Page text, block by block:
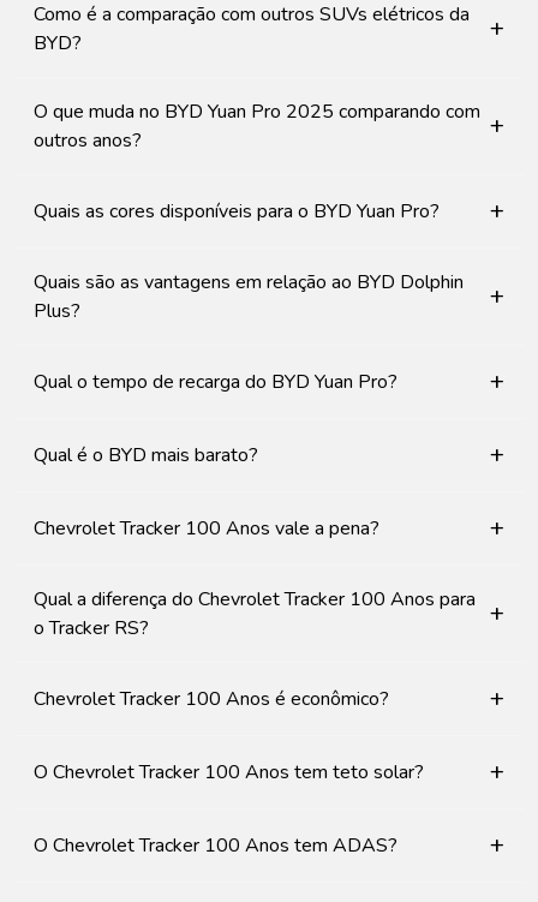
Como é a comparação com outros SUVs elétricos da
BYD?
+
O que muda no BYD Yuan Pro 2025 comparando com
outros anos?
+
Quais as cores disponíveis para o BYD Yuan Pro? +
Quais são as vantagens em relação ao BYD Dolphin
Plus?
+
Qual o tempo de recarga do BYD Yuan Pro? +
Qual é o BYD mais barato? +
Chevrolet Tracker 100 Anos vale a pena? +
Qual a diferença do Chevrolet Tracker 100 Anos para
o Tracker RS?
+
Chevrolet Tracker 100 Anos é econômico? +
O Chevrolet Tracker 100 Anos tem teto solar? +
O Chevrolet Tracker 100 Anos tem ADAS? +